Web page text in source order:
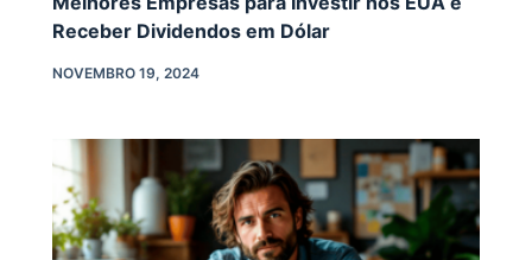
Receber Dividendos em Dólar
NOVEMBRO 19, 2024